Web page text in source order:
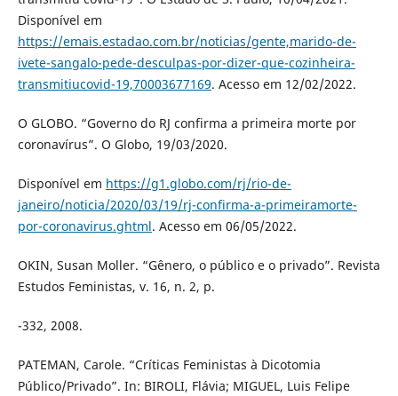
Disponível em
https://emais.estadao.com.br/noticias/gente,marido-de-
ivete-sangalo-pede-desculpas-por-dizer-que-cozinheira-
transmitiucovid-19,70003677169. Acesso em 12/02/2022.
O GLOBO. “Governo do RJ confirma a primeira morte por
coronavírus”. O Globo, 19/03/2020.
Disponível em https://g1.globo.com/rj/rio-de-
janeiro/noticia/2020/03/19/rj-confirma-a-primeiramorte-
por-coronavirus.ghtml. Acesso em 06/05/2022.
OKIN, Susan Moller. “Gênero, o público e o privado”. Revista
Estudos Feministas, v. 16, n. 2, p.
-332, 2008.
PATEMAN, Carole. “Críticas Feministas à Dicotomia
Público/Privado”. In: BIROLI, Flávia; MIGUEL, Luis Felipe